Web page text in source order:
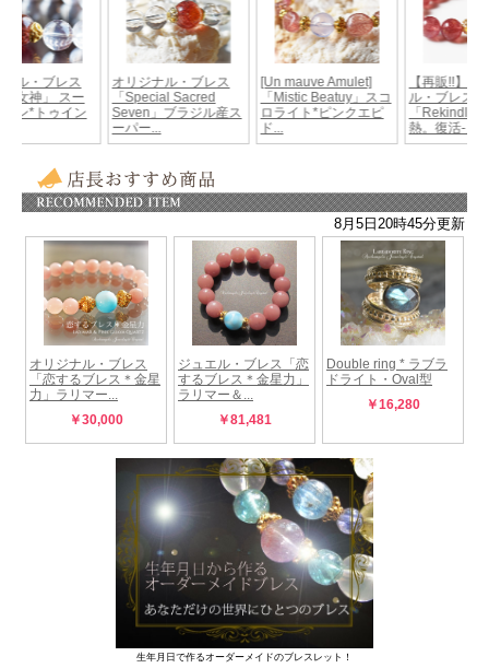
生年月日で作るオーダーメイドのブレスレット！